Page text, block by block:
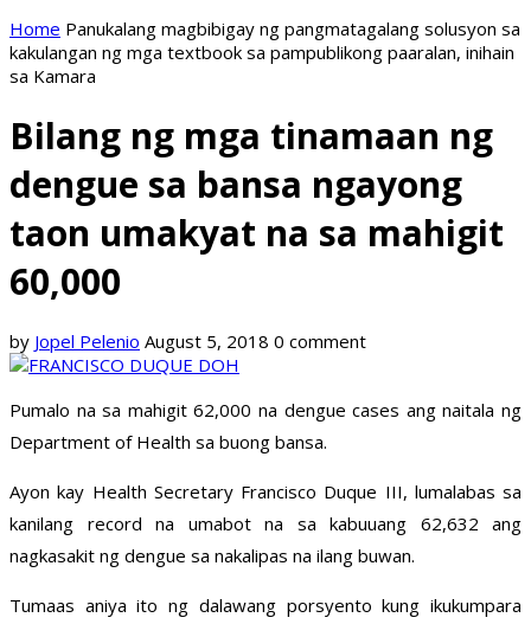
Home Panukalang magbibigay ng pangmatagalang solusyon sa
kakulangan ng mga textbook sa pampublikong paaralan, inihain
sa Kamara
Bilang ng mga tinamaan ng
dengue sa bansa ngayong
taon umakyat na sa mahigit
60,000
by Jopel Pelenio August 5, 2018 0 comment
Pumalo na sa mahigit 62,000 na dengue cases ang naitala ng
Department of Health sa buong bansa.
Ayon kay Health Secretary Francisco Duque III, lumalabas sa
kanilang record na umabot na sa kabuuang 62,632 ang
nagkasakit ng dengue sa nakalipas na ilang buwan.
Tumaas aniya ito ng dalawang porsyento kung ikukumpara